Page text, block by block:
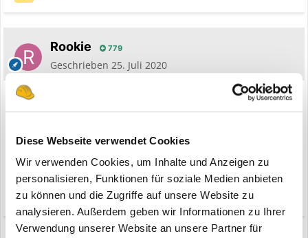
Diese Webseite verwendet Cookies
Wir verwenden Cookies, um Inhalte und Anzeigen zu
personalisieren, Funktionen für soziale Medien anbieten
zu können und die Zugriffe auf unsere Website zu
analysieren. Außerdem geben wir Informationen zu Ihrer
Verwendung unserer Website an unsere Partner für
Rookie 779
Geschrieben 25. Juli 2020
Hallo Tom,
Danke
Vielleicht schauste ja öfters vorbei
Zitieren